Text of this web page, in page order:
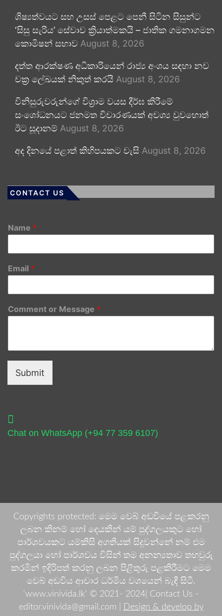
ශිෂ්‍යත්වයට සහ උසස් පෙළට පෙනී සිටින සිසුන්ට
‘සිසු සැරිය’ සේවාව ක්‍රියාත්මකයි – ජාතික ගමනාගමන
කොමිෂන් සභාව August 8, 2026
දත්ත ආරක්ෂණ අධිකාරියෙන් රාජ්‍ය අංශය සඳහා නව
චක්‍ර ලේඛයක් නිකුත් කරයි August 8, 2026
විනිසුරුවරුන්ගේ විශ්‍රාම වයස දීර්ඝ කිරීමේ
සංශෝධනයට ජනමත විචාරණයක් අවශ්‍ය වුවහොත්
ඊට සූදානම් August 8, 2026
අද දිනයේ පළාත් කිහිපයකට වැසි August 8, 2026
CONTACT US
Name *
Email *
Comment or Message *
Submit
Chat on WhatsApp (+94 77 359 6107)
Copyrights protected: මෙම වෙබ් අඩවියේ පළකරනු
ලබන කිනම් හෝ දෙයකින් යම් පුද්ගලයකුට හෝ
පාර්ශවයකට යම්කිසි අගතියක් සිදුවන්නේ නම් එම
පුද්ගලයා හෝ පාර්ශවය විසින් තම අනන්‍යතාව තහවුරු
කරමින් ඉදිරිපත් කරනු ලබන පිළිතුරු පළකිරීමට මෙම
වෙබ් අඩවිය ආචාර ධර්මීය වශයෙන් බැඳී සිටී.
'www.vinivida.lk' © 2021- 2024| Contact Us -
editor.vinivida@gmail.com |
Design & develop by